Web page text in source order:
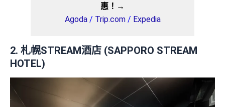
惠！→
Agoda/ Trip.com/ Expedia
2. 札幌STREAM酒店 (SAPPORO STREAM
HOTEL)